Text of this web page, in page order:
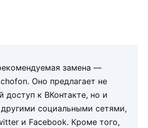
замена —
Оно предлагает не
доступ к ВКонтакте, но и
социальными сетями,
и Facebook. Кроме того,